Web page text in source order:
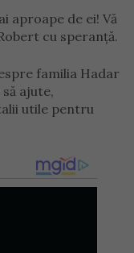
aproape de ei! Vă
cu speranță.
familia Hadar
ajute,
utile pentru